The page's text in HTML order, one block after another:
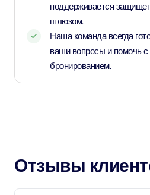
поддерживается
шлюзом.
Наша команда всегда
ваши вопросы и помочь
бронированием.
Отзывы